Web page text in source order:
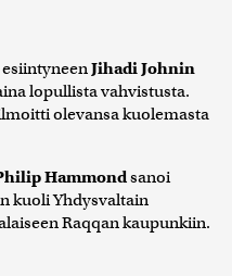
Jihadi Johnin
lopullista vahvistusta.
olevansa kuolemasta
Hammondsanoi
kuoli Yhdysvaltain
Raqqan kaupunkiin.